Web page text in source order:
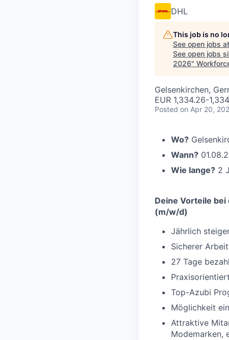
DHL
This job is no
See open jobs at
See open jobs
2026"
Gelsenkirchen,
EUR 1,334.26-
Posted on Apr 20,
Wo?
Wann?
Wie lange? 2
Deine Vorteile
(m/w/d)
Jährlich
Sicherer
27 Tage
Top-Azubi
Möglichkeit
Attraktive
Modemarken,